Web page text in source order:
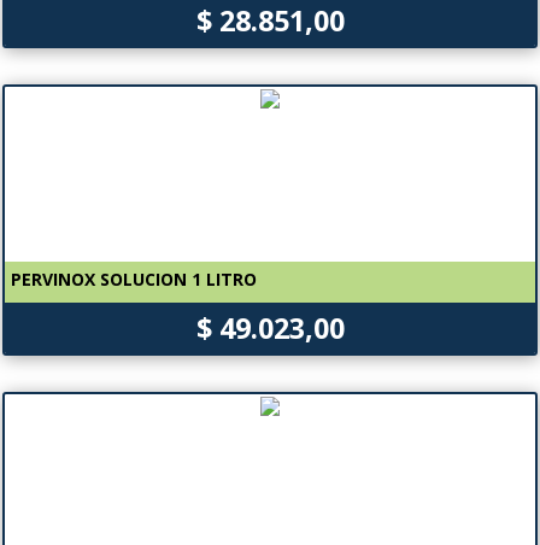
$ 28.851,00
PERVINOX SOLUCION 1 LITRO
$ 49.023,00